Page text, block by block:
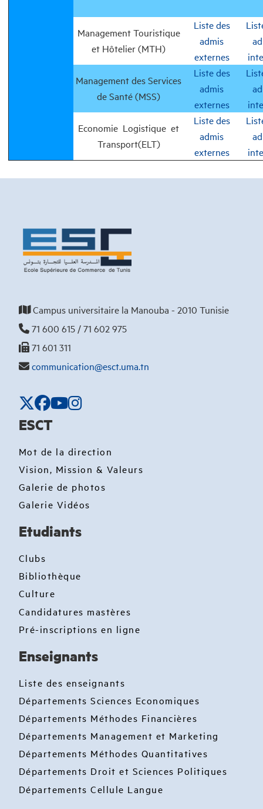
Management Touristique
et Hôtelier (MTH)
Liste des
admis
externes
Management des Services
de Santé (MSS)
Liste des
admis
externes
Economie Logistique et
Transport(ELT)
Liste des
admis
externes
Campus universitaire la Manouba - 2010 Tunisie
71 600 615 / 71 602 975
71 601 311
communication@esct.uma.tn
ESCT
Mot de la direction
Vision, Mission & Valeurs
Galerie de photos
Galerie Vidéos
Etudiants
Clubs
Bibliothèque
Culture
Candidatures mastères
Pré-inscriptions en ligne
Enseignants
Liste des enseignants
Départements Sciences Economiques
Départements Méthodes Financières
Départements Management et Marketing
Départements Méthodes Quantitatives
Départements Droit et Sciences Politiques
Départements Cellule Langue